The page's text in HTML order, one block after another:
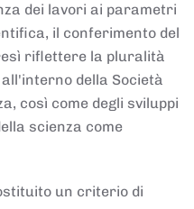
dei lavori ai parametri
il conferimento del
riflettere la pluralità
della Società
così come degli sviluppi
scienza come
un criterio di